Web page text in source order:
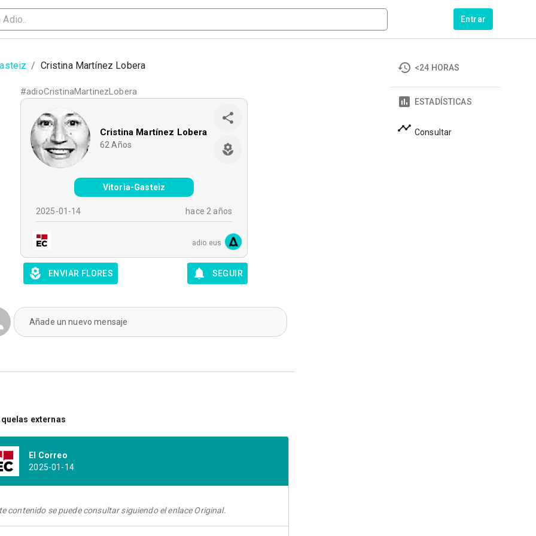
Entrar
/ Cristina Martínez Lobera
#adioCristinaMartinezLobera
Cristina Martínez Lobera
62 Años
Vitoria-Gasteiz
2025-01-14 hace 2 años
adio.eus
ENVIAR FLORES SEGUIR
Añade un nuevo mensaje
externas
El Correo
2025-01-14
contenido se puede consultar siguiendo el enlace Original.
<24 HORAS
ESTADÍSTICAS
Consultar